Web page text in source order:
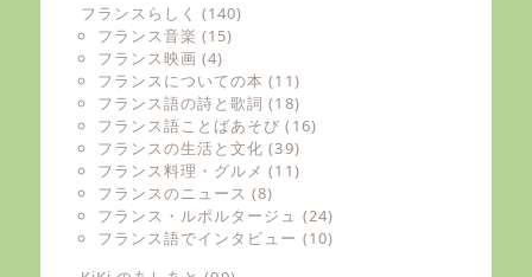
フランスらしく (140)
フランス音楽 (15)
フランス映画 (4)
フランスについての本 (11)
フランス語の詩と歌詞 (18)
フランス語ことばあそび (16)
フランスの生活と文化 (39)
フランス料理・グルメ (11)
フランスのニュース (8)
フランス・ルポルタージュ (24)
フランス語でインタビュー (10)